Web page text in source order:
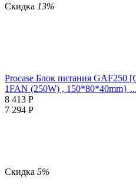
Скидка 13%
Procase Блок питания
1FAN (250W) , 150*80*40mm} ...
8 413 Р
7 294 Р
Скидка 5%